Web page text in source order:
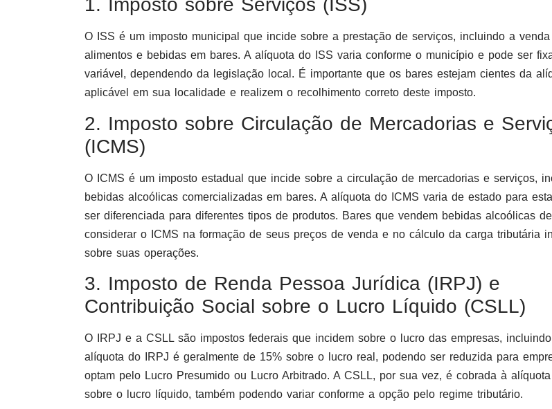
1. Imposto sobre Serviços (ISS)
O ISS é um imposto municipal que incide sobre a prestação de serviços, incluindo a
alimentos e bebidas em bares. A alíquota do ISS varia conforme o município e pode ser
variável, dependendo da legislação local. É importante que os bares estejam cientes da
aplicável em sua localidade e realizem o recolhimento correto deste imposto.
2. Imposto sobre Circulação de Mercadorias e
(ICMS)
O ICMS é um imposto estadual que incide sobre a circulação de mercadorias e serviços,
bebidas alcoólicas comercializadas em bares. A alíquota do ICMS varia de estado para
ser diferenciada para diferentes tipos de produtos. Bares que vendem bebidas alcoólicas
considerar o ICMS na formação de seus preços de venda e no cálculo da carga tributária
sobre suas operações.
3. Imposto de Renda Pessoa Jurídica (IRPJ) e
Contribuição Social sobre o Lucro Líquido (CSLL)
O IRPJ e a CSLL são impostos federais que incidem sobre o lucro das empresas,
alíquota do IRPJ é geralmente de 15% sobre o lucro real, podendo ser reduzida para
optam pelo Lucro Presumido ou Lucro Arbitrado. A CSLL, por sua vez, é cobrada à
sobre o lucro líquido, também podendo variar conforme a opção pelo regime tributário.